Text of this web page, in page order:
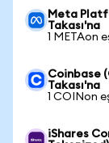
Meta
Takası'na
1 METAon
Coinbase
Takası'na
1 COINon
iShares